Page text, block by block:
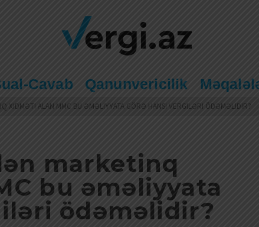
Cavab Qanunvericilik
XIDMƏTI ALAN MMC BU ƏMƏLIYYATA GÖRƏ HANSI VERGILƏRI ÖDƏMƏLIDIR?
marketinq
bu əməliyyata
ödəməlidir?